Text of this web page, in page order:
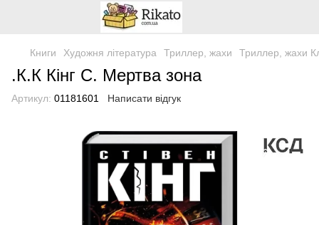
Книги Художня література Триллер, жахи Триллер, жахи
.К.К Кінг С. Мертва зона
Артикул: 01181601 Написати відгук